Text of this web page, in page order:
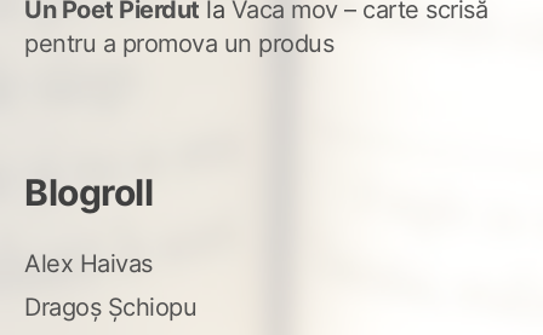
Un Poet Pierdut la Vaca mov – carte scrisă
pentru a promova un produs
Blogroll
Alex Haivas
Dragoș Șchiopu